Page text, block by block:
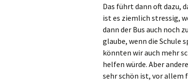
Das führt dann oft dazu,
ist es ziemlich stressig,
dann der Bus auch noch
glaube, wenn die Schule
könnten wir auch mehr
helfen würde. Aber
sehr schön ist, vor allem